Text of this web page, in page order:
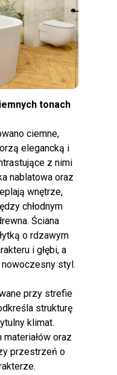
tonach
ciemne,
elegancką i
z nimi
nablatowa oraz
wnętrze,
chłodnym
Ściana
o rdzawym
i głębi, a
nowoczesny styl.
przy strefie
strukturę
klimat.
oraz
przestrzeń o